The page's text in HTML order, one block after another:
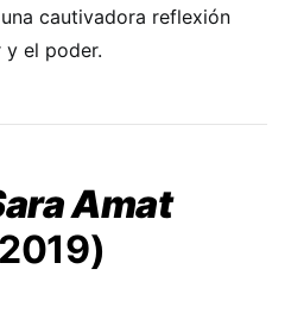
cautivadora reflexión
y el poder.
Amat